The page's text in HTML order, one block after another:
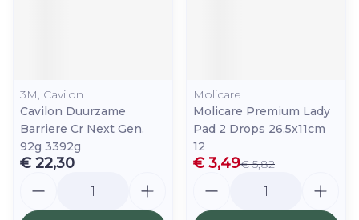
3M, Cavilon
Cavilon Duurzame
Barriere Cr Next Gen.
92g 3392g
€ 22,30
Molicare
Molicare Premium Lady
Pad 2 Drops 26,5x11cm
12
€ 5,82
€ 3,49